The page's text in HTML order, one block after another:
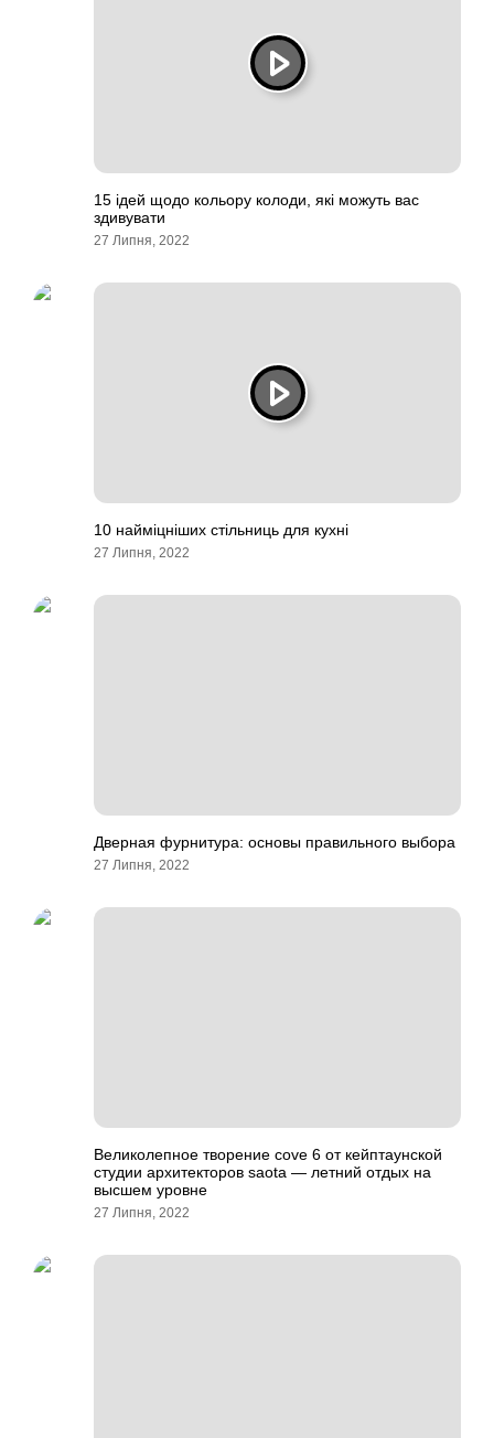
15 ідей щодо кольору колоди, які можуть вас
здивувати
27 Липня, 2022
10 найміцніших стільниць для кухні
27 Липня, 2022
Дверная фурнитура: основы правильного выбора
27 Липня, 2022
Великолепное творение cove 6 от кейптаунской
студии архитекторов saota — летний отдых на
высшем уровне
27 Липня, 2022